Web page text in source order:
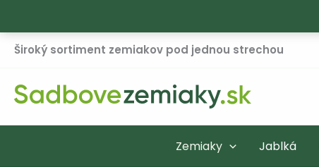
Preskočiť
Široký sortiment zemiakov pod jednou strechou
Zemiaky Jablká